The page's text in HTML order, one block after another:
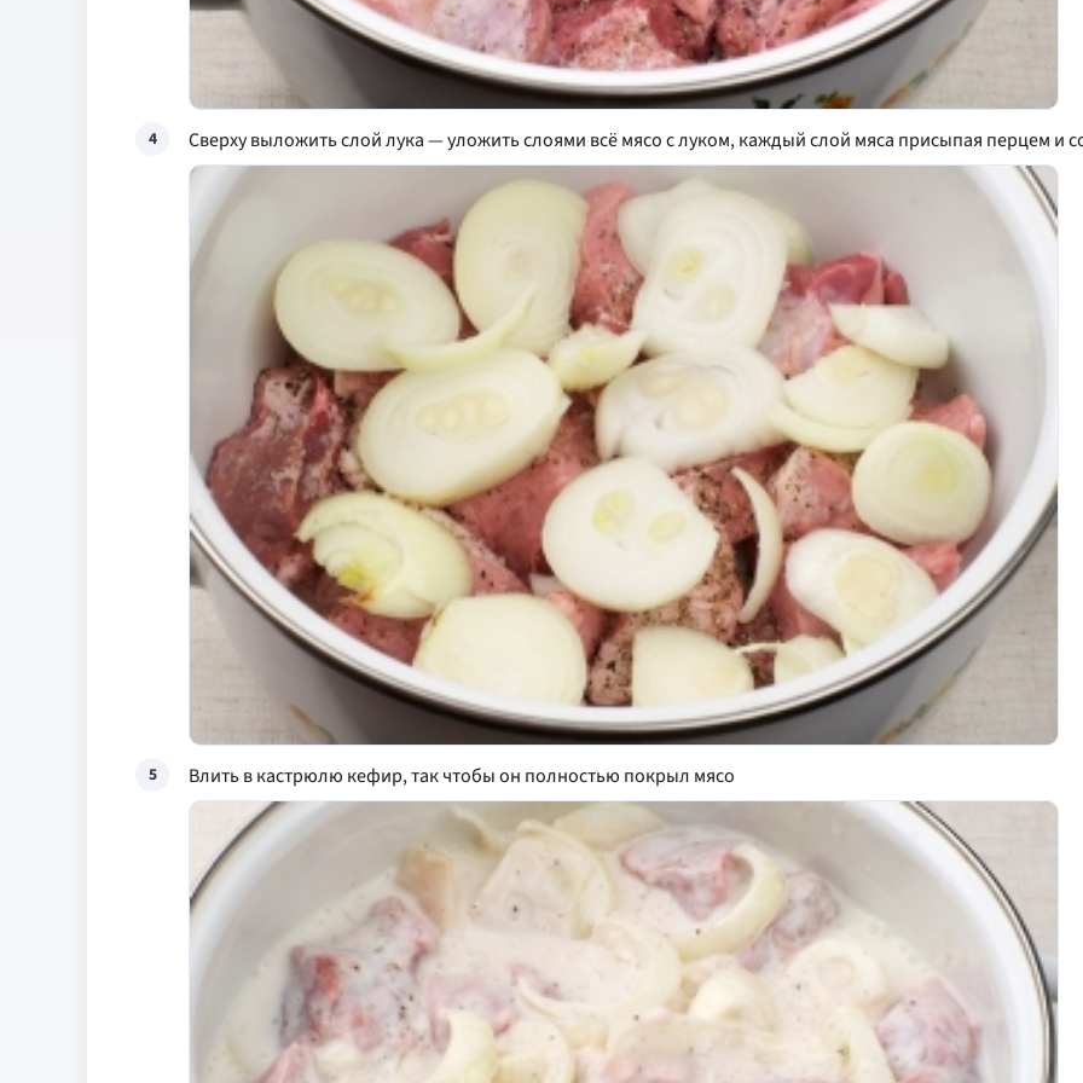
4 Сверху выложить слой лука — уложить слоями всё мясо с луком, каждый слой мяса присыпая перцем и
5 Влить в кастрюлю кефир, так чтобы он полностью покрыл мясо